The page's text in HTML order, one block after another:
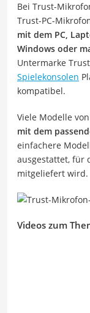
Bei Trust-
Trust-PC-
mit dem PC,
Windows oder
Untermarke
Spielekonsolen
kompatibel.
Viele Modelle
mit dem
einfachere
ausgestattet, für
mitgeliefert wird.
Videos zum